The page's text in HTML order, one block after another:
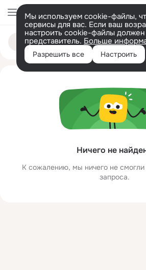
Мы используем cookie-файлы,
сервисы для вас. Если ваш
настроить cookie-файлы
представитель. Больше
Разрешить все Настроить
Поиск
ischu zhenu
Ничего не
К сожалению, мы ничего не смогли
запроса.